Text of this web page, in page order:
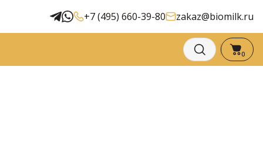
+7 (495) 660-39-80 zakaz@biomilk.ru
0